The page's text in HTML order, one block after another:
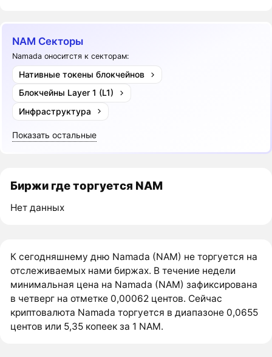
NAM Секторы
Namada оноситстя к секторам:
Нативные токены блокчейнов
Блокчейны Layer 1 (L1)
Инфраструктура
Показать остальные
Биржи где торгуется NAM
Нет данных
К сегодняшнему дню Namada (NAM) не торгуется на
отслеживаемых нами биржах. В течение недели
минимальная цена на Namada (NAM) зафиксирована
в четверг на отметке 0,00062 центов. Сейчас
криптовалюта Namada торгуется в диапазоне 0,0655
центов или 5,35 копеек за 1 NAM.